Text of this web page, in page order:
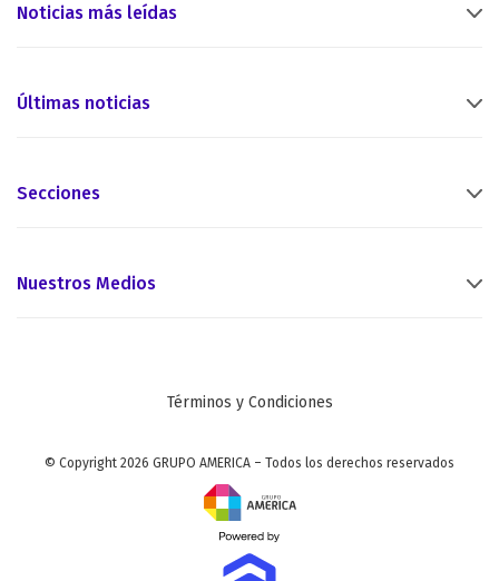
Noticias más leídas
Últimas noticias
Secciones
Nuestros Medios
Términos y Condiciones
© Copyright 2026 GRUPO AMERICA – Todos los derechos reservados